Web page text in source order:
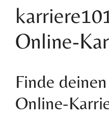
Online-
Finde
Online-